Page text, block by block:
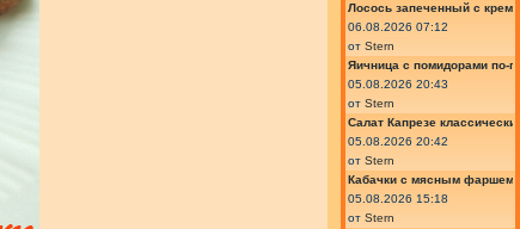
Лосось запеченный с
06.08.2026 07:12
от Stern
Яичница с помидорами по-
05.08.2026 20:43
от Stern
Салат Капрезе
05.08.2026 20:42
от Stern
Кабачки с мясным фаршем
05.08.2026 15:18
от Stern